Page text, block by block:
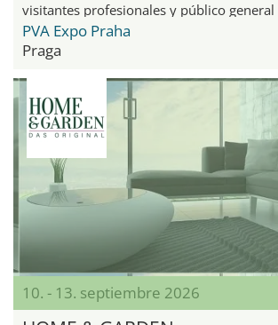
visitantes profesionales y público general
PVA Expo Praha
Praga
10. - 13. septiembre 2026